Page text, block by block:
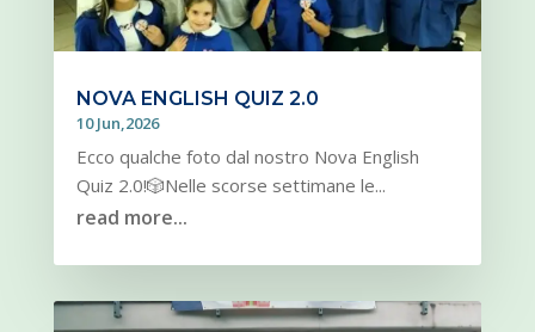
NOVA ENGLISH QUIZ 2.0
10 Jun,2026
Ecco qualche foto dal nostro Nova English
Quiz 2.0!🎲Nelle scorse settimane le...
read more...